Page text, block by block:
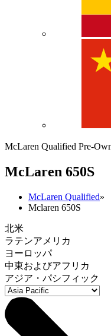
McLaren Qualified Pre-
McLaren 650S
McLaren Qualified»
Mclaren 650S
北米
ラテンアメリカ
ヨーロッパ
中東およびアフリカ
アジア・パシフィック